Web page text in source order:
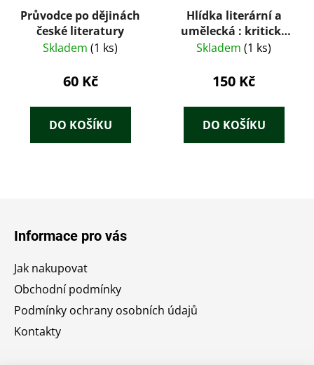
Průvodce po dějinách
české literatury
Skladem (1 ks)
60 Kč
DO KOŠÍKU
Hlídka literární a
umělecká : kritický
čtrnáctideník. sv. 1
Skladem (1 ks)
150 Kč
DO KOŠÍKU
Informace pro vás
Jak nakupovat
Obchodní podmínky
Podmínky ochrany osobních údajů
Kontakty